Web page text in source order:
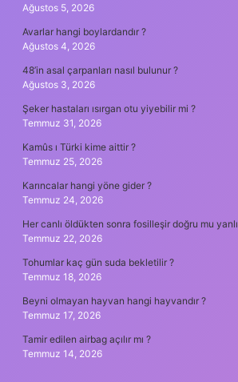
Ağustos 5, 2026
Avarlar hangi boylardandır ?
Ağustos 4, 2026
48’in asal çarpanları nasıl bulunur ?
Ağustos 3, 2026
Şeker hastaları ısırgan otu yiyebilir mi ?
Temmuz 31, 2026
Kamûs ı Türki kime aittir ?
Temmuz 25, 2026
Karıncalar hangi yöne gider ?
Temmuz 24, 2026
Her canlı öldükten sonra fosilleşir doğru mu
Temmuz 22, 2026
Tohumlar kaç gün suda bekletilir ?
Temmuz 18, 2026
Beyni olmayan hayvan hangi hayvandır ?
Temmuz 17, 2026
Tamir edilen airbag açılır mı ?
Temmuz 14, 2026